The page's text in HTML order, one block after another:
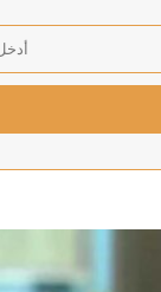
دفاع مشترك